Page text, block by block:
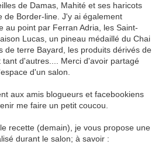
de Damas, Mahité et ses haricots
de Border-line. J'y ai également
au point par Ferran Adria, les Saint-
Lucas, un pineau médaillé du Chai
de terre Bayard, les produits dérivés de
d'autres.... Merci d'avoir partagé
d'un salon.
aux amis blogueurs et facebookiens
me faire un petit coucou.
recette (demain), je vous propose une
durant le salon; à savoir :